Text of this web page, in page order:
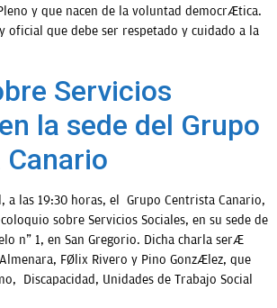
y que nacen de la voluntad democrática.
oficial que debe ser respetado y cuidado a la
Servicios
la sede del Grupo
a las 19:30 horas, el Grupo Centrista Canario,
sobre Servicios Sociales, en su sede de
nº 1, en San Gregorio. Dicha charla será
Félix Rivero y Pino González, que
Discapacidad, Unidades de Trabajo Social